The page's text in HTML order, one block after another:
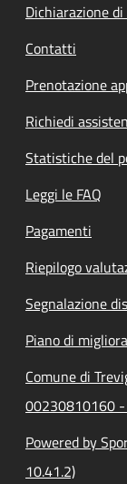
Dichiarazione
Contatti
Prenotazione
Richiedi
Statistiche del
Leggi le FAQ
Pagamenti
Riepilogo
Segnalazione
Piano di
Comune di
00230810160 -
Powered by
10.41.2)